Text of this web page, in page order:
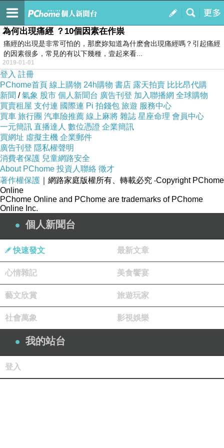
我的
訂閱
nulixingyu
為何出現痛經 ？10個因素在作祟
痛經的出現是非常可怕的，那麽妳知道為什麽會出現痛經嗎？引起痛經
的因素很多，常見的有以下幾種，壹起來看...
2019-01-01
登入 註冊
PChome首頁 線上購物 24h購物 書店 露天拍賣 比比昂代購
新聞 /氣象 股市 個人新聞台 廣告刊登 加入聯播網 全球購物
買賣租屋 支付連 國際連 Pi 拍錢包 旅遊 服務中心
買車 旅行團 汽車險推薦 線上麻將 雜誌 星座命理 會員中心
一元簡訊 直播達人 數位憑證 企業簡訊
買網址 虛擬主機 企業郵件
廣告刊登 隱私權聲明
消費者保護 兒童網路安全
About PChome 投資人聯絡 徵才
著作權保護 ｜網路家庭版權所有、轉載必究 ‧Copyright PChome
Online
PChome Online and PChome are trademarks of PChome
Online Inc.
個人新聞台
快速發文 最新文章
心情雜記 美食饗宴
藝文欣賞 旅遊玩家
社會萬象 影視娛樂
我的站台
登入